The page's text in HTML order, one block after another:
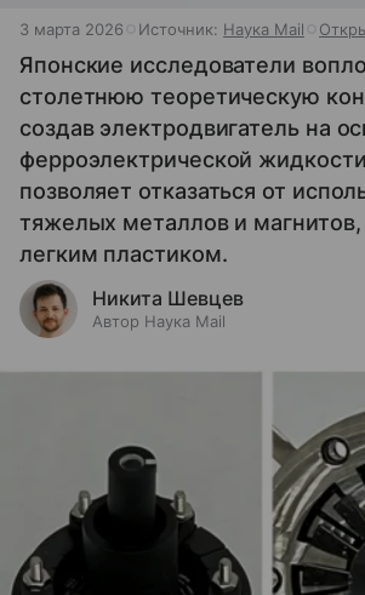
3 марта 2026 Источник: Наука Mail
Японские исследователи
столетнюю теоретическую
создав электродвигатель на
ферроэлектрической
позволяет отказаться от
тяжелых металлов и магнитов,
легким пластиком.
Никита Шевцев
Автор Наука Mail